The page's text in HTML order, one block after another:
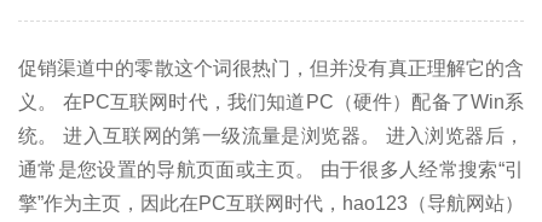
促销渠道中的零散这个词很热门，但并没有真正理解它的含
义。 在PC互联网时代，我们知道PC（硬件）配备了Win系
统。 进入互联网的第一级流量是浏览器。 进入浏览器后，
通常是您设置的导航页面或主页。 由于很多人经常搜索“引
擎”作为主页，因此在PC互联网时代，hao123（导航网站）